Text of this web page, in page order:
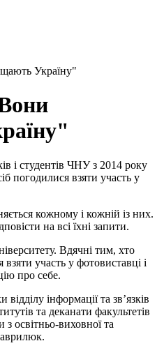
Україну"
і студентів ЧНУ з 2014 року
погодилися взяти участь у
кожному і кожній із них.
на всі їхні запити.
Вдячні тим, хто
участь у фотовиставці і
про себе.
інформації та зв’язків
та деканати факультетів
освітньо-виховної та